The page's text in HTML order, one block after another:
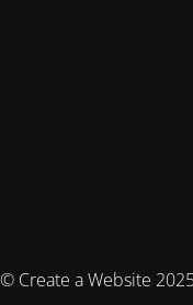
© Create a Website